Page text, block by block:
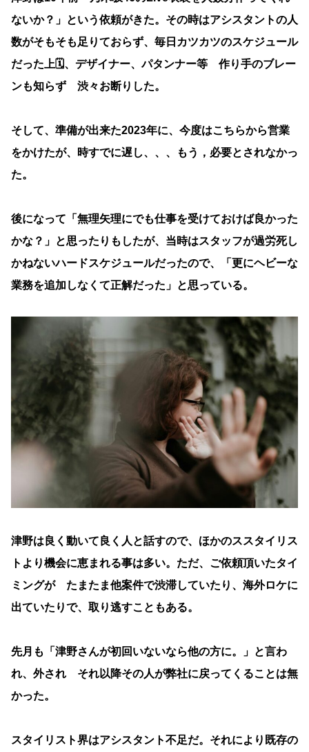
ないか？」という依頼がきた。その時はアシスタントの人
数がそもそも足りておらず、毎日カツカツのスケジュール
だった上🗓️、デザイナー、パタンナー等 作り手のブレー
ンも知らず 渋々お断りした。
そして、準備が出来た2023年に、今度はこちらから営業
をかけたが、時すでに遅し、、、もう，必要とされなかっ
た。
後になって「無理矢理にでも仕事を受けておけば良かった
かな？」と思ったりもしたが、当時はスタッフが過労死し
かねないハードスケジュールだったので、「更にヘビーな
業務を追加しなくて正解だった」と思っている。
津野は良く動いて良く人と話すので、ほかのススタイリス
トより機会に恵まれる事は多い。ただ、ご依頼頂いたタイ
ミングが たまたま他案件で渋滞していたり、海外ロケに
出ていたりで、取り逃すこともある。
先月も「津野さんが初回いないなら他の方に。」と言わ
れ、外され それ以降その人が弊社に戻ってくることは無
かった。
スタイリスト界はアシスタント不足だ。それにより既存の